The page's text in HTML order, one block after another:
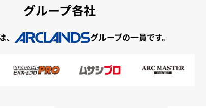
グループ各社
グループの一員です。